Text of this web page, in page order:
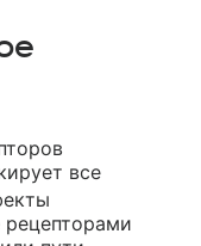
все
рецепторами